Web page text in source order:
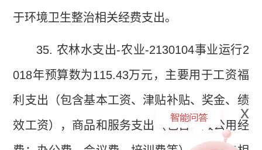
于环境卫生整治相关经费支出。
35. 农林水支出-农业-2130104事业运行2
018年预算数为115.43万元，主要用于工资福
利支出（包含基本工资、津贴补贴、奖金、绩
效工资），商品和服务支出（包含一般公用经
x